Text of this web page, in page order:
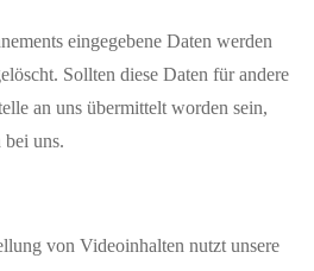
eingegebene Daten werden
Sollten diese Daten für andere
an uns übermittelt worden sein,
uns.
von Videoinhalten nutzt unsere